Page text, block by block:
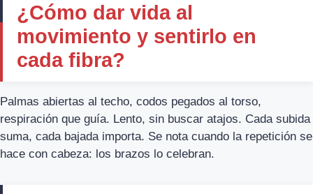
¿Cómo dar vida al
movimiento y sentirlo en
cada fibra?
Palmas abiertas al techo, codos pegados al torso,
respiración que guía. Lento, sin buscar atajos. Cada subida
suma, cada bajada importa. Se nota cuando la repetición se
hace con cabeza: los brazos lo celebran.